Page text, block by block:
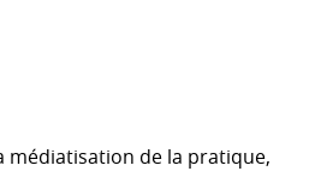
médiatisation de la pratique,